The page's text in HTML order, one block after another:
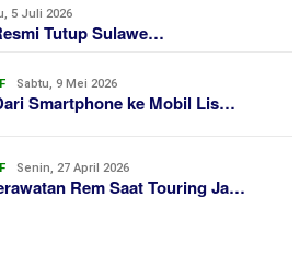
5 Juli 2026
Tutup Sulawe…
Sabtu, 9 Mei 2026
Smartphone ke Mobil Lis…
Senin, 27 April 2026
Rem Saat Touring Ja…